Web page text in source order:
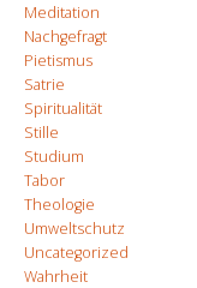
Meditation
Nachgefragt
Pietismus
Satrie
Spiritualität
Stille
Studium
Tabor
Theologie
Umweltschutz
Uncategorized
Wahrheit